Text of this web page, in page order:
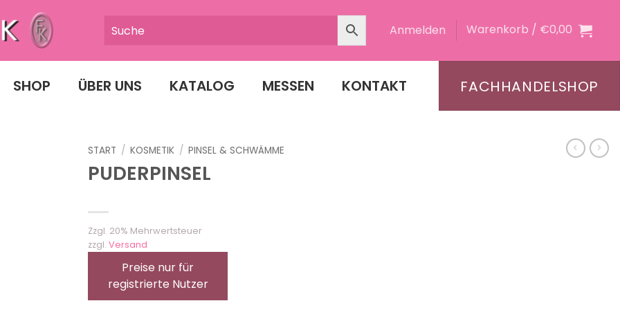
Anmelden Warenkorb / €0,00
SHOP ÜBER UNS KATALOG MESSEN KONTAKT FACHHANDELSHOP
START / KOSMETIK / PINSEL & SCHWÄMME
PUDERPINSEL
Zzgl. 20% Mehrwertsteuer
zzgl. Versand
Preise nur für
registrierte Nutzer